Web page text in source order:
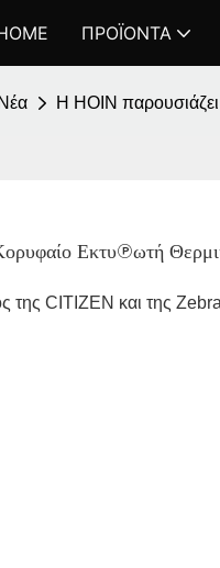
ΠΡΟΪΌΝΤΑ
Η HOIN
Εκτυπωτή
της CITIZEN και της Zebra